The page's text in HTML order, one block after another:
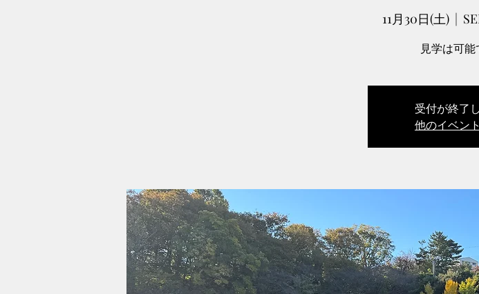
11月30日(土)
  |
見学は可能
受付が終了
他のイベン